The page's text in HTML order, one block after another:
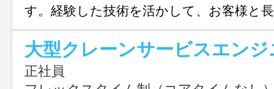
す。経験した技術を活かして、お客様と
サポートしてみませんか？
大型クレーンサービスエンジ
正社員